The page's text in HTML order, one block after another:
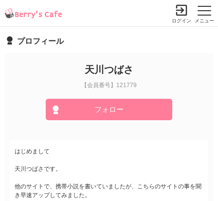
メニュー
ログイン
プロフィール
天川つばさ
【会員番号】121779
フォロー
はじめまして
天川つばさです。
他のサイトで、携帯小説を書いていましたが、こちらのサイトの事を聞
き早速アップしてみました。